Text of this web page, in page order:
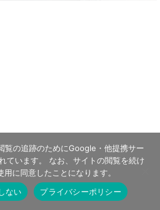
覧の追跡のためにGoogle・他提携サー
ています。 なお、サイトの閲覧を続け
に同意したことになります。
ない プライバシーポリシー